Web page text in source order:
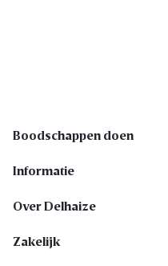
Boodschappen doen
Informatie
Over Delhaize
Zakelijk